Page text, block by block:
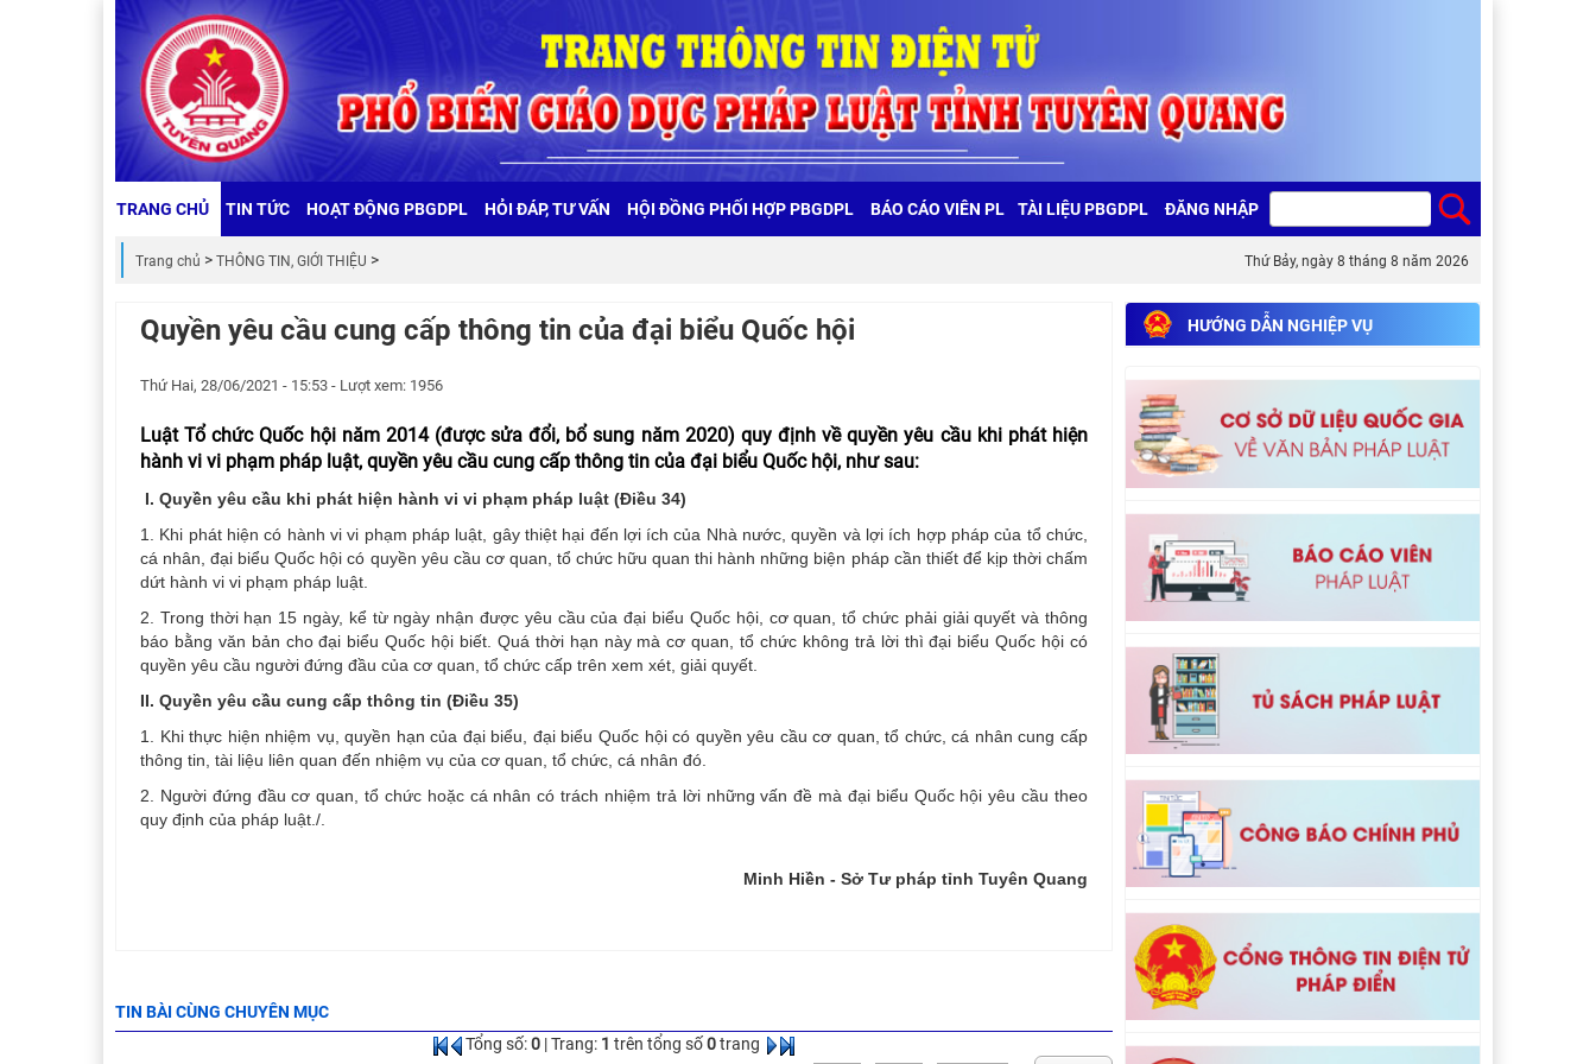
TRANG CHỦ TIN TỨC HOẠT ĐỘNG PBGDPL HỎI ĐÁP, TƯ VẤN HỘI ĐỒNG PHỐI HỢP PBGDPL BÁO CÁO VIÊN PL TÀI LIỆU PBGDPL ĐĂNG NHẬP
Trang chủ THÔNG TIN, GIỚI THIỆU Thứ Bảy, ngày 8 tháng 8 năm 2026
Quyền yêu cầu cung cấp thông tin của đại biểu Quốc hội
Thứ Hai, 28/06/2021 - 15:53 - Lượt xem: 1956
Luật Tổ chức Quốc hội năm 2014 (được sửa đổi, bổ sung năm 2020) quy định về quyền yêu cầu khi phát hiện
hành vi vi phạm pháp luật, quyền yêu cầu cung cấp thông tin của đại biểu Quốc hội, như sau:
I. Quyền yêu cầu khi phát hiện hành vi vi phạm pháp luật (Điều 34)
1. Khi phát hiện có hành vi vi phạm pháp luật, gây thiệt hại đến lợi ích của Nhà nước, quyền và lợi ích hợp pháp của tổ chức,
cá nhân, đại biểu Quốc hội có quyền yêu cầu cơ quan, tổ chức hữu quan thi hành những biện pháp cần thiết để kịp thời chấm
dứt hành vi vi phạm pháp luật.
2. Trong thời hạn 15 ngày, kể từ ngày nhận được yêu cầu của đại biểu Quốc hội, cơ quan, tổ chức phải giải quyết và thông
báo bằng văn bản cho đại biểu Quốc hội biết. Quá thời hạn này mà cơ quan, tổ chức không trả lời thì đại biểu Quốc hội có
quyền yêu cầu người đứng đầu của cơ quan, tổ chức cấp trên xem xét, giải quyết.
II. Quyền yêu cầu cung cấp thông tin (Điều 35)
1. Khi thực hiện nhiệm vụ, quyền hạn của đại biểu, đại biểu Quốc hội có quyền yêu cầu cơ quan, tổ chức, cá nhân cung cấp
thông tin, tài liệu liên quan đến nhiệm vụ của cơ quan, tổ chức, cá nhân đó.
2. Người đứng đầu cơ quan, tổ chức hoặc cá nhân có trách nhiệm trả lời những vấn đề mà đại biểu Quốc hội yêu cầu theo
quy định của pháp luật./.
Minh Hiền - Sở Tư pháp tỉnh Tuyên Quang
TIN BÀI CÙNG CHUYÊN MỤC
Tổng số:0| Trang: 1 trên tổng số0trang
HƯỚNG DẪN NGHIỆP VỤ